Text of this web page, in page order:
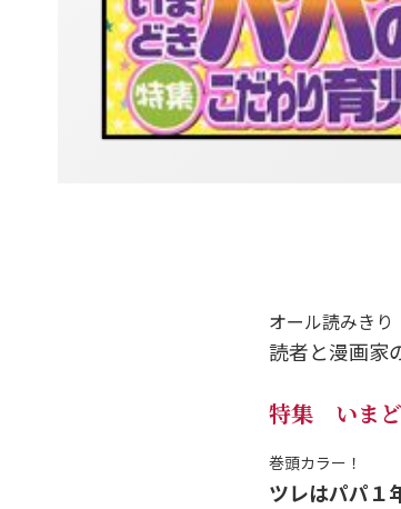
オール読みきり
読者と漫画家
特集 いまど
巻頭カラー！
ツレはパパ１